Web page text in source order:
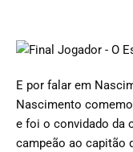
E por falar em
Nascimento
e foi o convidado da
campeão ao capitão